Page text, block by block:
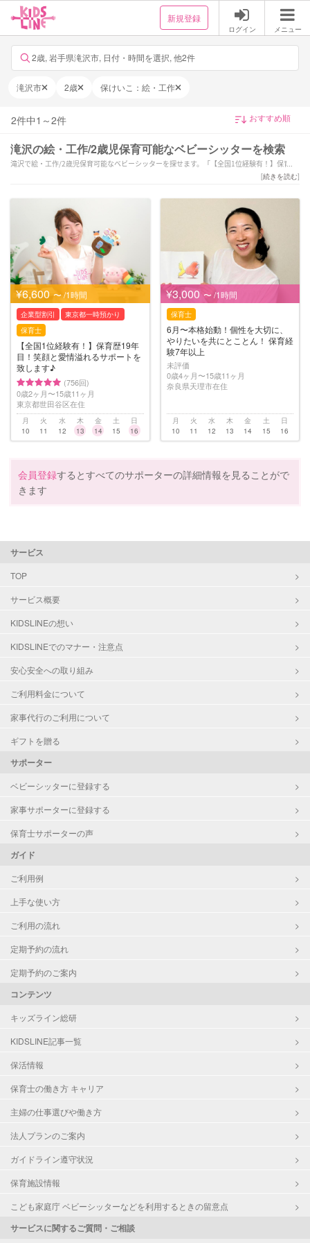
新規登録
ログイン メニュー
2歳, 岩手県滝沢市, 日付・時間を選択, 他2件
滝沢市 2歳 保けいこ：絵・工作
2件中1 ～2件
滝沢の絵・工作/2歳児保育可能なベビーシッターを検索
滝沢で絵・工作/2歳児保育可能なベビーシッターを探せます。「【全国1位経験有！】保育歴
19年目！笑顔と愛情溢れるサポートを致します♪」「6月〜本格始動！個性を大切に、やりた
保育経験7年以上」などの強みを持つシッターが対応いたします。滝沢で様々なスキルを持っ
たサポーターの中から、ご予算や依頼内容に合わせて選んでいただけます。
[続きを読む]
¥6,600 〜 /1時間
企業型割引
東京都一時預かり
保育士
【全国1位経験有！】保育歴19年
目！笑顔と愛情溢れるサポートを
致します♪
(756回)
0歳2ヶ月〜15歳11ヶ月
東京都世田谷区在住
月
10
火
11
水
12
木
13
金
14
土
15
日
16
¥3,000 〜 /1時間
保育士
6月〜本格始動！個性を大切に、
やりたいを共にとことん！ 保育経
験7年以上
未評価
0歳4ヶ月〜15歳11ヶ月
奈良県天理市在住
月
10
火
11
水
12
木
13
金
14
土
15
日
16
会員登録するとすべてのサポーターの詳細情報を見ることがで
きます
サービス
TOP
サービス概要
KIDSLINEの想い
KIDSLINEでのマナー・注意点
安心安全への取り組み
ご利用料金について
家事代行のご利用について
ギフトを贈る
サポーター
ベビーシッターに登録する
家事サポーターに登録する
保育士サポーターの声
ガイド
ご利用例
上手な使い方
ご利用の流れ
定期予約の流れ
定期予約のご案内
コンテンツ
キッズライン総研
KIDSLINE記事一覧
保活情報
保育士の働き方 キャリア
主婦の仕事選びや働き方
法人プランのご案内
ガイドライン遵守状況
保育施設情報
こども家庭庁 ベビーシッターなどを利用するときの留意点
サービスに関するご質問・ご相談